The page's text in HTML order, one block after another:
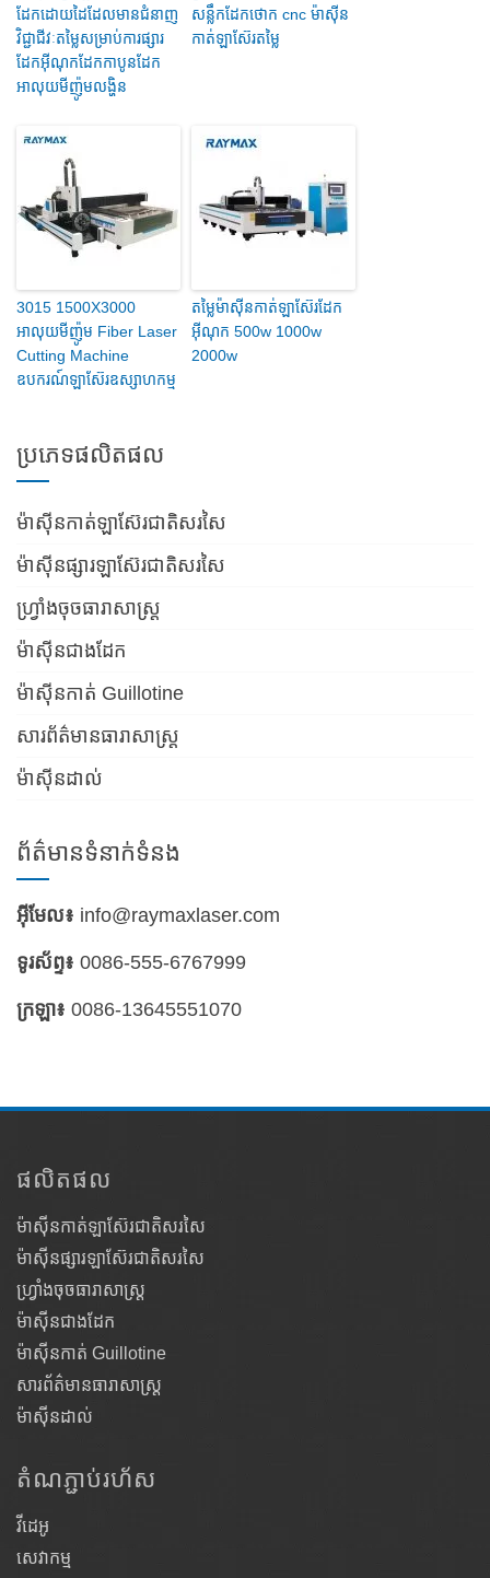
ដែកដោយដៃដែលមានជំនាញ
វិជ្ជាជីវៈតម្លៃសម្រាប់ការផ្សារ
ដែកអ៊ីណុកដែកកាបូនដែក
អាលុយមីញ៉ូមលង្ហិន
សន្លឹកដែកថោក cnc ម៉ាស៊ីន
កាត់ឡាស៊ែរតម្លៃ
3015 1500X3000
អាលុយមីញ៉ូម Fiber Laser
Cutting Machine
ឧបករណ៍ឡាស៊ែរឧស្សាហកម្ម
តម្លៃម៉ាស៊ីនកាត់ឡាស៊ែរដែក
អ៊ីណុក 500w 1000w
2000w
ប្រភេទផលិតផល
ម៉ាស៊ីនកាត់ឡាស៊ែរជាតិសរសៃ
ម៉ាស៊ីនផ្សារឡាស៊ែរជាតិសរសៃ
ហ្វ្រាំងចុចធារាសាស្ត្រ
ម៉ាស៊ីនជាងដែក
ម៉ាស៊ីនកាត់ Guillotine
សារព័ត៌មានធារាសាស្ត្រ
ម៉ាស៊ីនដាល់
ព័ត៌មានទំនាក់ទំនង
អ៊ីមែល៖ info@raymaxlaser.com
ទូរស័ព្ទ៖ 0086-555-6767999
ក្រឡា៖ 0086-13645551070
ផលិតផល
ម៉ាស៊ីនកាត់ឡាស៊ែរជាតិសរសៃ
ម៉ាស៊ីនផ្សារឡាស៊ែរជាតិសរសៃ
ហ្វ្រាំងចុចធារាសាស្ត្រ
ម៉ាស៊ីនជាងដែក
ម៉ាស៊ីនកាត់ Guillotine
សារព័ត៌មានធារាសាស្ត្រ
ម៉ាស៊ីនដាល់
តំណ​ភ្ជាប់​រហ័ស
វីដេអូ
សេវាកម្ម